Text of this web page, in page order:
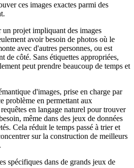
ces images exactes parmi des
projet impliquant des images
avoir besoin de photos où le
avec d'autres personnes, ou est
de côté. Sans étiquettes appropriées,
peut prendre beaucoup de temps et
d'images, prise en charge par
problème en permettant aux
en langage naturel pour trouver
même dans des jeux de données
Cela réduit le temps passé à trier et
sur la construction de meilleurs